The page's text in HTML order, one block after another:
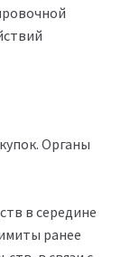
Органы
в середине
ранее